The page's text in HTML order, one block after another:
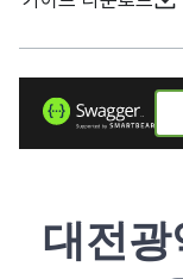
대전